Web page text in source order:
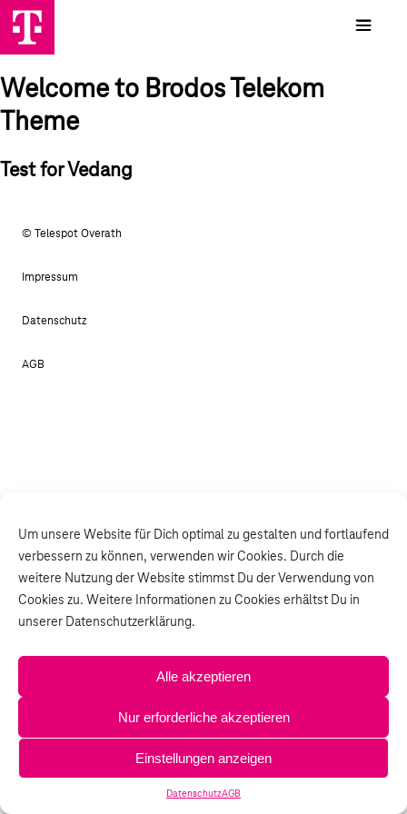
Um unsere Website für Dich optimal zu gestalten und fortlaufend
verbessern zu können, verwenden wir Cookies. Durch die
weitere Nutzung der Website stimmst Du der Verwendung von
Cookies zu. Weitere Informationen zu Cookies erhältst Du in
unserer Datenschutzerklärung.
Alle akzeptieren
Nur erforderliche akzeptieren
Einstellungen anzeigen
DatenschutzAGB
Welcome to Brodos Telekom
Theme
Test for Vedang
© Telespot Overath
Impressum
Datenschutz
AGB